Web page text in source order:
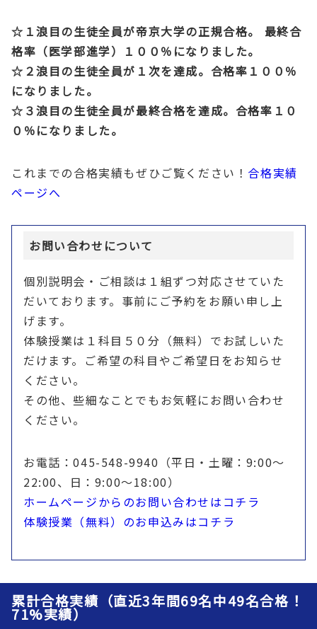
☆１浪目の生徒全員が帝京大学の正規合格。 最終合
格率（医学部進学）１００％になりました。
☆２浪目の生徒全員が１次を達成。合格率１００％
になりました。
☆３浪目の生徒全員が最終合格を達成。合格率１０
０％になりました。
これまでの合格実績もぜひご覧ください！ 合格実績
ページへ
お問い合わせについて
個別説明会・ご相談は１組ずつ対応させていた
だいております。事前にご予約をお願い申し上
げます。
体験授業は１科目５０分（無料）でお試しいた
だけます。ご希望の科目やご希望日をお知らせ
ください。
その他、些細なことでもお気軽にお問い合わせ
ください。
お電話：045-548-9940（平日・土曜：9:00〜
22:00、日：9:00〜18:00）
ホームページからのお問い合わせはコチラ
体験授業（無料）のお申込みはコチラ
累計合格実績（直近3年間69名中49名合格！
71%実績）